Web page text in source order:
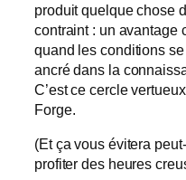
produit quelque chose
contraint : un avantage
quand les conditions
ancré dans la
C’est ce cercle
Forge.
(Et ça vous évitera
profiter des heures